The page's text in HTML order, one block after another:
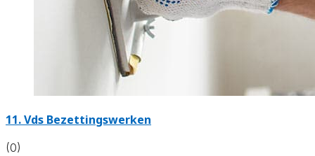
11. Vds Bezettingswerken
(0)